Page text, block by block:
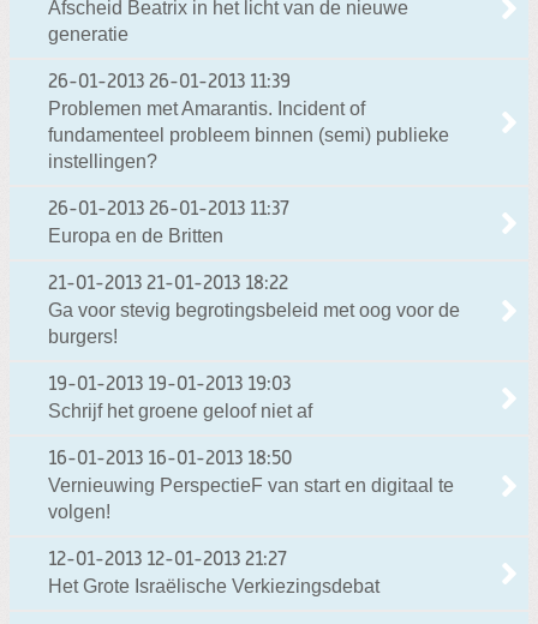
Afscheid Beatrix in het licht van de nieuwe
generatie
26-01-2013 26-01-2013 11:39
Problemen met Amarantis. Incident of
fundamenteel probleem binnen (semi) publieke
instellingen?
26-01-2013 26-01-2013 11:37
Europa en de Britten
21-01-2013 21-01-2013 18:22
Ga voor stevig begrotingsbeleid met oog voor de
burgers!
19-01-2013 19-01-2013 19:03
Schrijf het groene geloof niet af
16-01-2013 16-01-2013 18:50
Vernieuwing PerspectieF van start en digitaal te
volgen!
12-01-2013 12-01-2013 21:27
Het Grote Israëlische Verkiezingsdebat